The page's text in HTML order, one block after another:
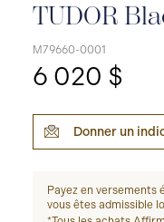
TUDOR
M79660-0001
6 020 $
Donner un
Payez en versements
vous êtes admissible